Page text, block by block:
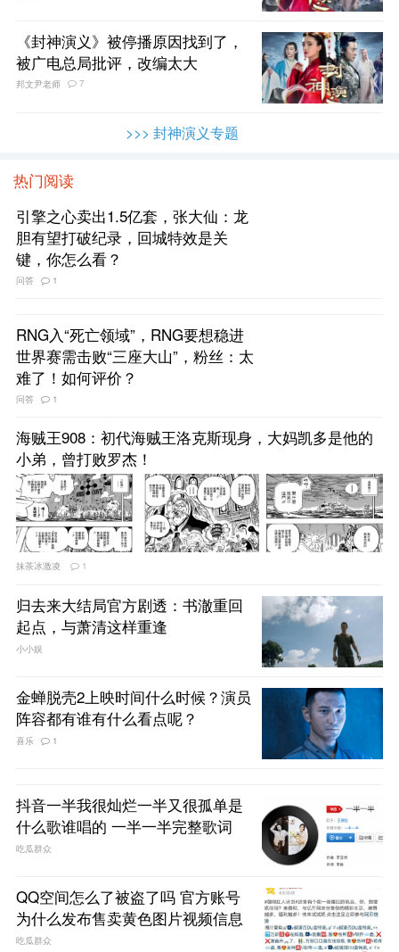
《封神演义》被停播原因找到了，
被广电总局批评，改编太大
邦文尹老师 7
>>> 封神演义专题
热门阅读
引擎之心卖出1.5亿套，张大仙：龙
胆有望打破纪录，回城特效是关
键，你怎么看？
问答 1
RNG入“死亡领域”，RNG要想稳进
世界赛需击败“三座大山”，粉丝：太
难了！如何评价？
问答 1
海贼王908：初代海贼王洛克斯现身，大妈凯多是他的
小弟，曾打败罗杰！
抹茶冰激凌 1
归去来大结局官方剧透：书澈重回
起点，与萧清这样重逢
小小娱
金蝉脱壳2上映时间什么时候？演员
阵容都有谁有什么看点呢？
喜乐 1
抖音一半我很灿烂一半又很孤单是
什么歌谁唱的 一半一半完整歌词
吃瓜群众
QQ空间怎么了被盗了吗 官方账号
为什么发布售卖黄色图片视频信息
吃瓜群众